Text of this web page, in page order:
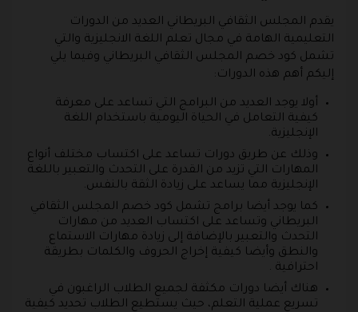
يقدم المجلس الثقافي البريطاني العديد من الدورات
التعليمية الهامة في مجال تعلم اللغة الانجليزية والتي
تشمل كود خصم المجلس الثقافي البريطاني وفيما يلي
إليكم أهم هذه الدورات:
أولا يوجد العديد من البرامج التي تساعد على معرفة
كيفية التعامل في الحياة اليومية باستخدام اللغة
الإنجليزية.
وذلك عن طريق دورات تساعد على اكتساب مختلف أنواع
المهارات التي تزيد من القدرة على التحدث والتعبير باللغة
الإنجليزية مما يساعد على زيادة الثقة بالنفس.
كما يوجد أيضا برامج تشمل كود خصم المجلس الثقافي
البريطاني وتساعد على اكتساب العديد من مهارات
التحدث والتعبير بالإضافة إلى زيادة مهارات الاستماع
والنطق وأيضا كيفية إخراج الحروف والكلمات بطريقة
احترافية .
هناك أيضا دورات مكثفة لجميع الطلاب الراغبون في
تسريع عملية التعلم، حيث يستطيع الطلاب تحديد كيفية